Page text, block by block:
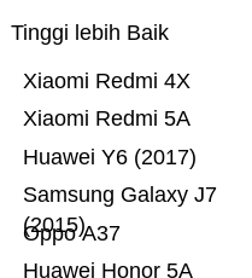
Tinggi lebih Baik
Huawei Honor 5A
Oppo A37
Samsung Galaxy J7
(2015)
Huawei Y6 (2017)
Xiaomi Redmi 5A
Xiaomi Redmi 4X